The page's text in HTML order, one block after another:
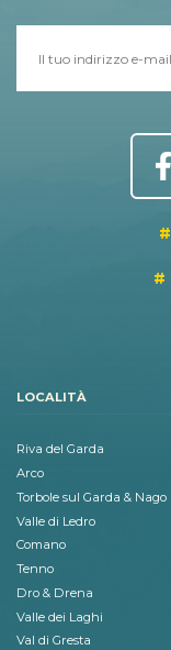
LOCALITÀ
Riva del Garda
Arco
Torbole sul Garda & Nago
Valle di Ledro
Comano
Tenno
Dro & Drena
Valle dei Laghi
Val di Gresta